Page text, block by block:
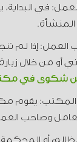
في
إذا لم
أو من خلال
شكوى في
يقوم
وصاحب
أو